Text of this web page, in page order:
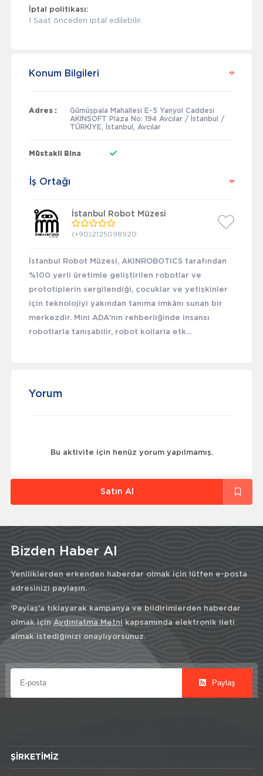
İptal politikası:
1 Saat önceden iptal edilebilir.
Konum Bilgileri
Adres :
Gümüşpala Mahallesi E-5 Yanyol Caddesi
AKINSOFT Plaza No: 194 Avcılar / İstanbul /
TÜRKİYE, İstanbul, Avcılar
Müstakil Bina
İş Ortağı
İstanbul Robot Müzesi
(+90)2125098920
İstanbul Robot Müzesi, AKINROBOTICS tarafından
%100 yerli üretimle geliştirilen robotlar ve
prototiplerin sergilendiği, çocuklar ve yetişkinler
için teknolojiyi yakından tanıma imkânı sunan bir
merkezdir. Mini ADA'nın rehberliğinde insansı
robotlarla tanışabilir, robot kollarla etk...
Yorum
Bu aktivite için henüz yorum yapılmamış.
Satın Al
Bizden Haber Al
Yeniliklerden erkenden haberdar olmak için lütfen e-posta
adresinizi paylaşın.
'Paylaş'a tıklayarak kampanya ve bildirimlerden haberdar
olmak için Aydınlatma Metni kapsamında elektronik ileti
almak istediğinizi onaylıyorsunuz.
Paylaş
ŞIRKETIMIZ